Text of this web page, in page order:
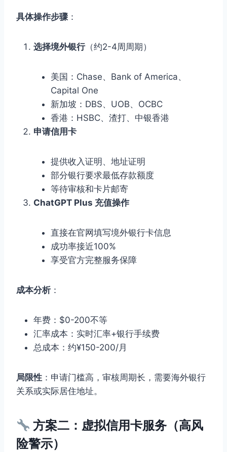
具体操作步骤：
选择境外银行（约2-4周周期）
美国：Chase、Bank of America、
Capital One
新加坡：DBS、UOB、OCBC
香港：HSBC、渣打、中银香港
申请信用卡
提供收入证明、地址证明
部分银行要求最低存款额度
等待审核和卡片邮寄
ChatGPT Plus 充值操作
直接在官网填写境外银行卡信息
成功率接近100%
享受官方完整服务保障
成本分析：
年费：$0-200不等
汇率成本：实时汇率+银行手续费
总成本：约¥150-200/月
局限性 ：申请门槛高，审核周期长，需要海外银行
关系或实际居住地址。
方案二：虚拟信用卡服务（高风
险警示）